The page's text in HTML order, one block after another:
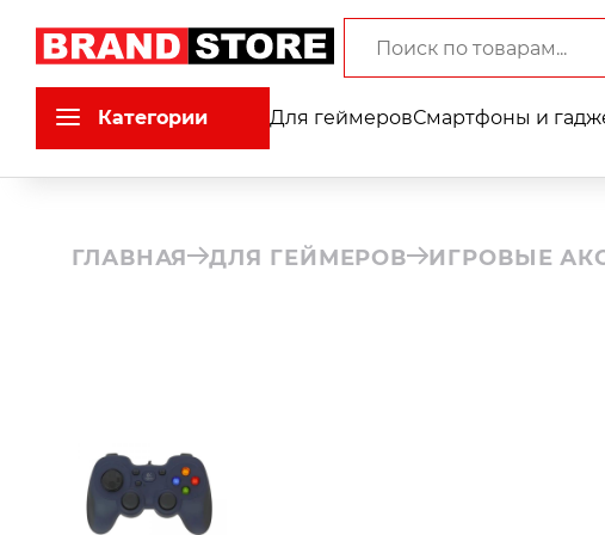
Категории Для геймеровСмартфоны и
ГЛАВНАЯ ДЛЯ ГЕЙМЕРОВ ИГРОВЫЕ